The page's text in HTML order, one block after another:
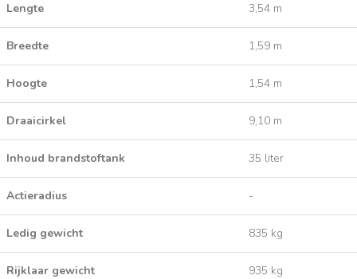
Lengte 3,54 m
Breedte 1,59 m
Hoogte 1,54 m
Draaicirkel 9,10 m
Inhoud brandstoftank 35 liter
Actieradius -
Ledig gewicht 835 kg
Rijklaar gewicht 935 kg